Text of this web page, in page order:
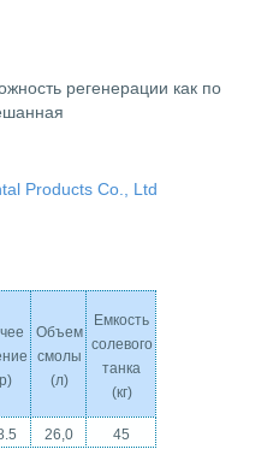
регенерации как по
Products Co., Ltd
Объем
смолы
(л)
Емкость
солевого
танка
(кг)
26,0 45